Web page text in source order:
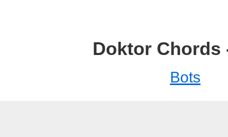
Doktor Chords
Bots